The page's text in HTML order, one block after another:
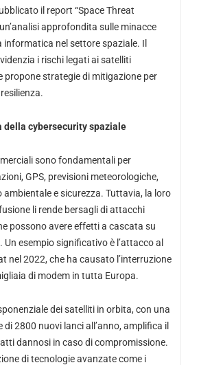
il report “Space Threat
approfondita sulle minacce
informatica nel settore spaziale. Il
i rischi legati ai satelliti
propone strategie di mitigazione per
della cybersecurity spaziale
sono fondamentali per
GPS, previsioni meteorologiche,
e sicurezza. Tuttavia, la loro
li rende bersagli di attacchi
possono avere effetti a cascata su
Un esempio significativo è l’attacco al
nel 2022, che ha causato l’interruzione
di modem in tutta Europa.
dei satelliti in orbita, con una
di 2800 nuovi lanci all’anno, amplifica il
dannosi in caso di compromissione.
di tecnologie avanzate come i